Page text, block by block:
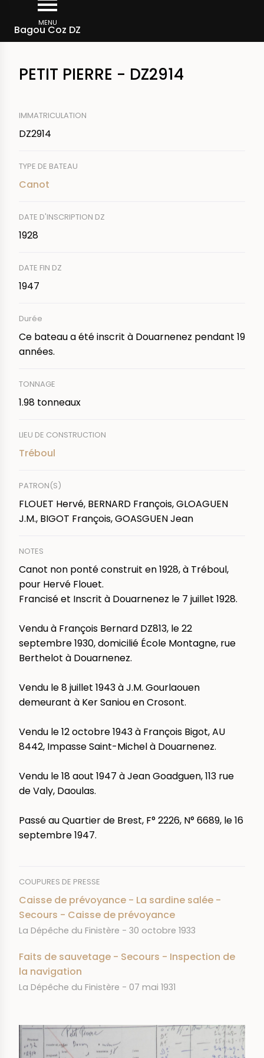
contenu
MENU
Bagou Coz DZ
d'Ariane
Rechercher un bateau
PETIT PIERRE - DZ2914
IMMATRICULATION
DZ2914
TYPE DE BATEAU
Canot
DATE D'INSCRIPTION DZ
1928
DATE FIN DZ
1947
Durée
Ce bateau a été inscrit à Douarnenez pendant 19
années.
TONNAGE
1.98 tonneaux
LIEU DE CONSTRUCTION
Tréboul
PATRON(S)
FLOUET Hervé, BERNARD François, GLOAGUEN
J.M., BIGOT François, GOASGUEN Jean
NOTES
Canot non ponté construit en 1928, à Tréboul,
pour Hervé Flouet.
Francisé et Inscrit à Douarnenez le 7 juillet 1928.
Vendu à François Bernard DZ813, le 22
septembre 1930, domicilié École Montagne, rue
Berthelot à Douarnenez.
Vendu le 8 juillet 1943 à J.M. Gourlaouen
demeurant à Ker Saniou en Crosont.
Vendu le 12 octobre 1943 à François Bigot, AU
8442, Impasse Saint-Michel à Douarnenez.
Vendu le 18 aout 1947 à Jean Goadguen, 113 rue
de Valy, Daoulas.
Passé au Quartier de Brest, F° 2226, N° 6689, le 16
septembre 1947.
COUPURES DE PRESSE
Caisse de prévoyance - La sardine salée -
Secours - Caisse de prévoyance
JOURNAL
La Dépêche du Finistère DATE
30 octobre 1933
Faits de sauvetage - Secours - Inspection de
la navigation
JOURNAL
La Dépêche du Finistère DATE
07 mai 1931
IMAGE